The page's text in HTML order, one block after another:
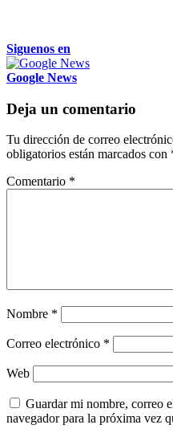
Siguenos en
Google News
Deja un comentario
Tu dirección de correo
obligatorios están marcados con
Comentario *
Nombre *
Correo electrónico *
Web
Guardar mi nombre, correo
navegador para la próxima vez